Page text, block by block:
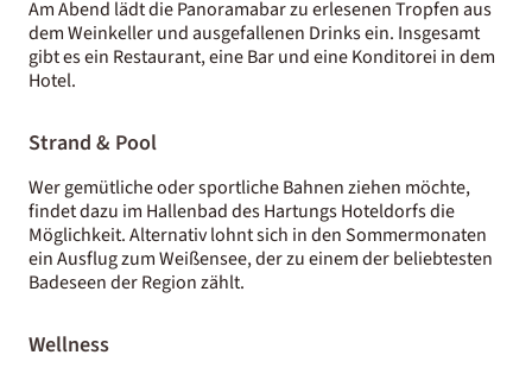
Am Abend lädt die Panoramabar zu erlesenen Tropfen aus
dem Weinkeller und ausgefallenen Drinks ein. Insgesamt
gibt es ein Restaurant, eine Bar und eine Konditorei in dem
Hotel.
Strand & Pool
Wer gemütliche oder sportliche Bahnen ziehen möchte,
findet dazu im Hallenbad des Hartungs Hoteldorfs die
Möglichkeit. Alternativ lohnt sich in den Sommermonaten
ein Ausflug zum Weißensee, der zu einem der beliebtesten
Badeseen der Region zählt.
Wellness